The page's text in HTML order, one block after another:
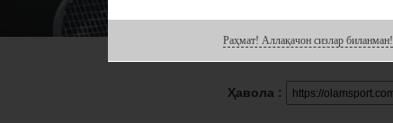
Ҳавола :
Раҳмат! Аллақачон сизлар биланман!